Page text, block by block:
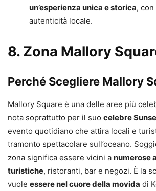
un’esperienza unica e storica,
autenticità locale.
8. Zona Mallory
Perché Scegliere Mallory
Mallory Square è una delle aree più
nota soprattutto per il suo celebre
evento quotidiano che attira locali e
tramonto spettacolare sull’oceano.
zona significa essere vicini a numerose
turistiche, ristoranti, bar e negozi. È la
vuole essere nel cuore della movida di